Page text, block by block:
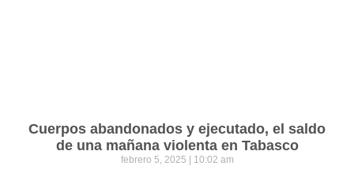
Cuerpos abandonados y ejecutado, el saldo
de una mañana violenta en Tabasco
febrero 5, 2025 10:02 am